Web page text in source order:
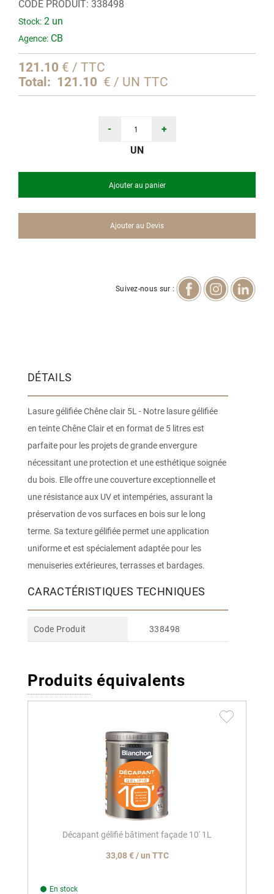
CODE PRODUIT: 338498
Stock: 2 un
Agence: CB
121.10 € / TTC
Total: 121.10 € / UN TTC
-
+
UN
Ajouter au panier
Ajouter au Devis
Suivez-nous sur :
début
de
la
Galerie
d’images
DÉTAILS
Lasure gélifiée Chêne clair 5L - Notre lasure gélifiée
en teinte Chêne Clair et en format de 5 litres est
parfaite pour les projets de grande envergure
nécessitant une protection et une esthétique soignée
du bois. Elle offre une couverture exceptionnelle et
une résistance aux UV et intempéries, assurant la
préservation de vos surfaces en bois sur le long
terme. Sa texture gélifiée permet une application
uniforme et est spécialement adaptée pour les
menuiseries extérieures, terrasses et bardages.
CARACTÉRISTIQUES TECHNIQUES
Code Produit 338498
Produits équivalents
Décapant gélifié bâtiment façade 10' 1L
33,08 € / un TTC
En stock